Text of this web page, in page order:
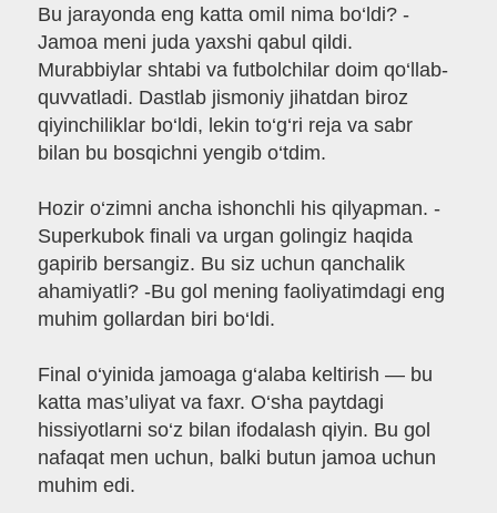
Bu jarayonda eng katta omil nima bo‘ldi? -
Jamoa meni juda yaxshi qabul qildi.
Murabbiylar shtabi va futbolchilar doim qo‘llab-
quvvatladi. Dastlab jismoniy jihatdan biroz
qiyinchiliklar bo‘ldi, lekin to‘g‘ri reja va sabr
bilan bu bosqichni yengib o‘tdim.
Hozir o‘zimni ancha ishonchli his qilyapman. -
Superkubok finali va urgan golingiz haqida
gapirib bersangiz. Bu siz uchun qanchalik
ahamiyatli? -Bu gol mening faoliyatimdagi eng
muhim gollardan biri bo‘ldi.
Final o‘yinida jamoaga g‘alaba keltirish — bu
katta mas’uliyat va faxr. O‘sha paytdagi
hissiyotlarni so‘z bilan ifodalash qiyin. Bu gol
nafaqat men uchun, balki butun jamoa uchun
muhim edi.